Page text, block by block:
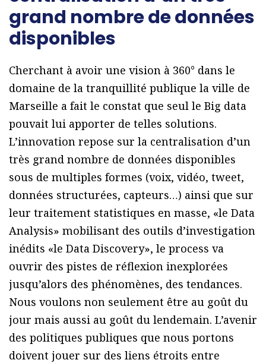
grand nombre de données
disponibles
Cherchant à avoir une vision à 360° dans le
domaine de la tranquillité publique la ville de
Marseille a fait le constat que seul le Big data
pouvait lui apporter de telles solutions.
L’innovation repose sur la centralisation d’un
très grand nombre de données disponibles
sous de multiples formes (voix, vidéo, tweet,
données structurées, capteurs…) ainsi que sur
leur traitement statistiques en masse, «le Data
Analysis» mobilisant des outils d’investigation
inédits «le Data Discovery», le process va
ouvrir des pistes de réflexion inexplorées
jusqu’alors des phénomènes, des tendances.
Nous voulons non seulement être au goût du
jour mais aussi au goût du lendemain. L’avenir
des politiques publiques que nous portons
doivent jouer sur des liens étroits entre